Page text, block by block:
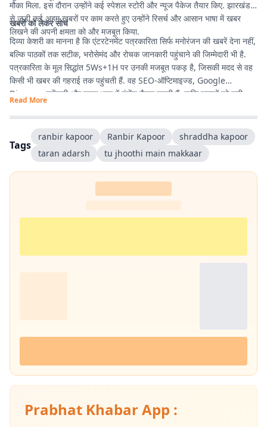
मौका मिला. इस दौरान उन्होंने कई स्पेशल स्टोरी और न्यूज पैकेज तैयार किए. झारखंड
से जुड़ी कई अहम खबरों पर काम करते हुए उन्होंने रिसर्च और आसान भाषा में खबर
लिखने की अपनी क्षमता को और मजबूत किया.
खबरों को लेकर सोच
दिव्या केशरी का मानना है कि एंटरटेनमेंट पत्रकारिता सिर्फ मनोरंजन की खबरें देना नहीं,
बल्कि पाठकों तक सटीक, भरोसेमंद और रोचक जानकारी पहुंचाने की जिम्मेदारी भी है.
पत्रकारिता के मूल सिद्धांत 5Ws+1H पर उनकी मजबूत पकड़ है, जिसकी मदद से वह
किसी भी खबर की गहराई तक पहुंचती हैं. वह SEO-ऑप्टिमाइज्ड, Google
Discover फ्रेंडली और सरल भाषा में कंटेंट तैयार करती हैं, ताकि पाठकों को सही
जानकारी आसानी से मिले और उनका पढ़ने का अनुभव बेहतर हो.
Read More
Tags
ranbir kapoor Ranbir Kapoor‬
shraddha kapoor
taran adarsh
tu jhoothi main makkaar
Prabhat Khabar App :